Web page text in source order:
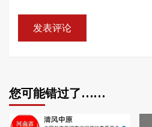
您可能错过了……